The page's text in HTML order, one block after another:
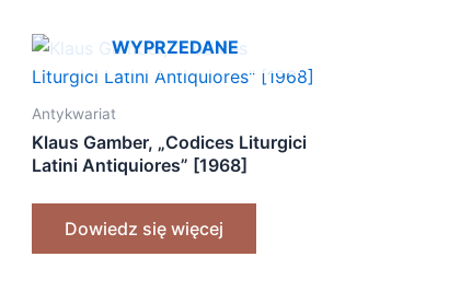
WYPRZEDANE
Antykwariat
Klaus Gamber, „Codices Liturgici
Latini Antiquiores” [1968]
Dowiedz się więcej